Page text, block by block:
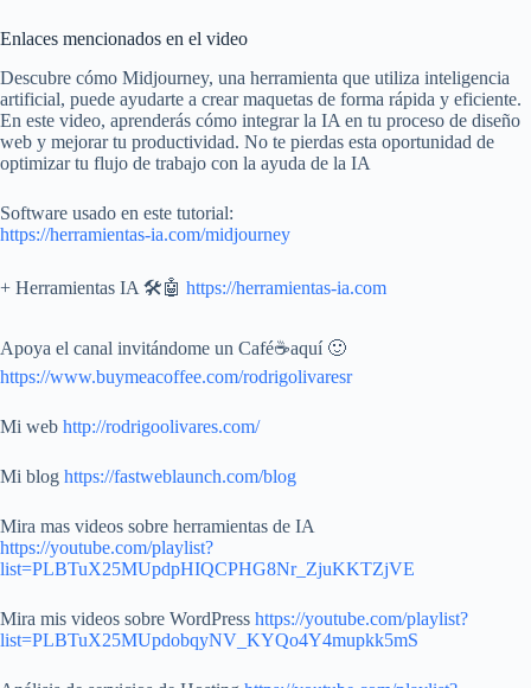
Enlaces mencionados en el video
Descubre cómo Midjourney, una herramienta que utiliza inteligencia
artificial, puede ayudarte a crear maquetas de forma rápida y eficiente.
En este video, aprenderás cómo integrar la IA en tu proceso de diseño
web y mejorar tu productividad. No te pierdas esta oportunidad de
optimizar tu flujo de trabajo con la ayuda de la IA
Software usado en este tutorial:
https://herramientas-ia.com/midjourney
+ Herramientas IA 🛠️🤖 https://herramientas-ia.com
Apoya el canal invitándome un Café☕aquí 🙂
https://www.buymeacoffee.com/rodrigolivaresr
Mi web http://rodrigoolivares.com/
Mi blog https://fastweblaunch.com/blog
Mira mas videos sobre herramientas de IA
https://youtube.com/playlist?
list=PLBTuX25MUpdpHIQCPHG8Nr_ZjuKKTZjVE
Mira mis videos sobre WordPress https://youtube.com/playlist?
list=PLBTuX25MUpdobqyNV_KYQo4Y4mupkk5mS